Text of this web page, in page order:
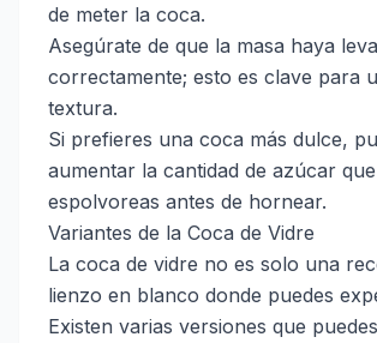
de meter la coca.
Asegúrate de que la masa haya
correctamente; esto es clave para
textura.
Si prefieres una coca más dulce,
aumentar la cantidad de azúcar que
espolvoreas antes de hornear.
Variantes de la Coca de Vidre
La coca de vidre no es solo una
lienzo en blanco donde puedes
Existen varias versiones que